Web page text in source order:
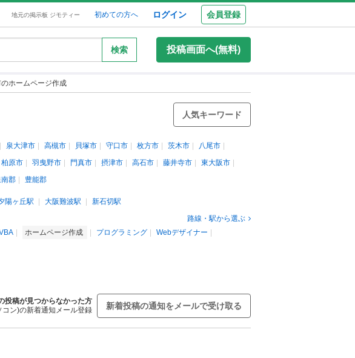
地元の掲示板 ジモティー 初めての方へ ログイン 会員登録
検索 投稿画面へ(無料)
のホームページ作成
人気キーワード
泉大津市 高槻市 貝塚市 守口市 枚方市 茨木市
八尾市
柏原市 羽曳野市 門真市 摂津市 高石市 藤井寺市
東大阪市
南郡 豊能郡
陽ヶ丘駅 大阪難波駅
新石切駅
路線・駅から選ぶ
ホームページ作成 プログラミング
Webデザイナー
投稿が見つからなかった方
ン)の新着通知メール登録
新着投稿の通知をメールで受け取る